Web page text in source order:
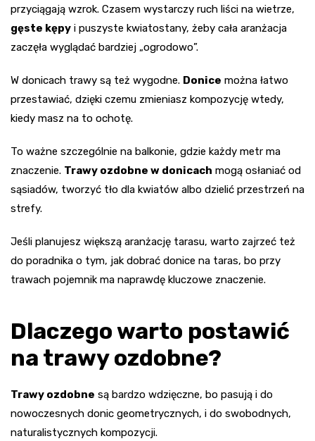
przyciągają wzrok. Czasem wystarczy ruch liści na wietrze,
gęste kępy i puszyste kwiatostany, żeby cała aranżacja
zaczęła wyglądać bardziej „ogrodowo”.
W donicach trawy są też wygodne. Donice można łatwo
przestawiać, dzięki czemu zmieniasz kompozycję wtedy,
kiedy masz na to ochotę.
To ważne szczególnie na balkonie, gdzie każdy metr ma
znaczenie. Trawy ozdobne w donicach mogą osłaniać od
sąsiadów, tworzyć tło dla kwiatów albo dzielić przestrzeń na
strefy.
Jeśli planujesz większą aranżację tarasu, warto zajrzeć też
do poradnika o tym, jak dobrać donice na taras, bo przy
trawach pojemnik ma naprawdę kluczowe znaczenie.
Dlaczego warto postawić
na trawy ozdobne?
Trawy ozdobne są bardzo wdzięczne, bo pasują i do
nowoczesnych donic geometrycznych, i do swobodnych,
naturalistycznych kompozycji.